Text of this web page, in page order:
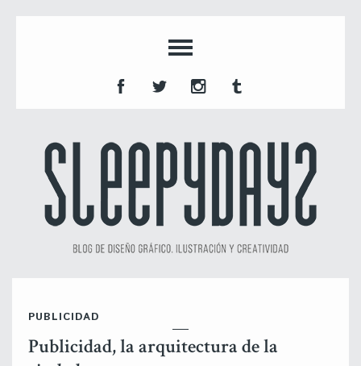
PUBLICIDAD
Publicidad, la arquitectura de la